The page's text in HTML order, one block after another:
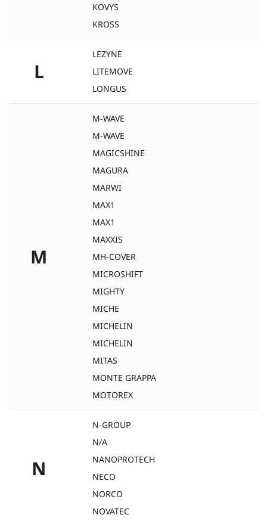
KOVYS
KROSS
L
LEZYNE
LITEMOVE
LONGUS
M
M-WAVE
M-WAVE
MAGICSHINE
MAGURA
MARWI
MAX1
MAX1
MAXXIS
MH-COVER
MICROSHIFT
MIGHTY
MICHE
MICHELIN
MICHELIN
MITAS
MONTE GRAPPA
MOTOREX
N
N-GROUP
N/A
NANOPROTECH
NECO
NORCO
NOVATEC